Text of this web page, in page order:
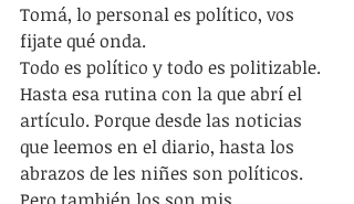
Tomá, lo personal es político, vos
fijate qué onda.
Todo es político y todo es politizable.
Hasta esa rutina con la que abrí el
artículo. Porque desde las noticias
que leemos en el diario, hasta los
abrazos de les niñes son políticos.